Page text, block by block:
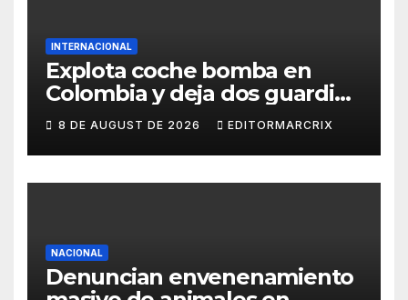
INTERNACIONAL
Explota coche bomba en
Colombia y deja dos guardias
heridos
8 DE AUGUST DE 2026 EDITORMARCRIX
NACIONAL
Denuncian envenenamiento